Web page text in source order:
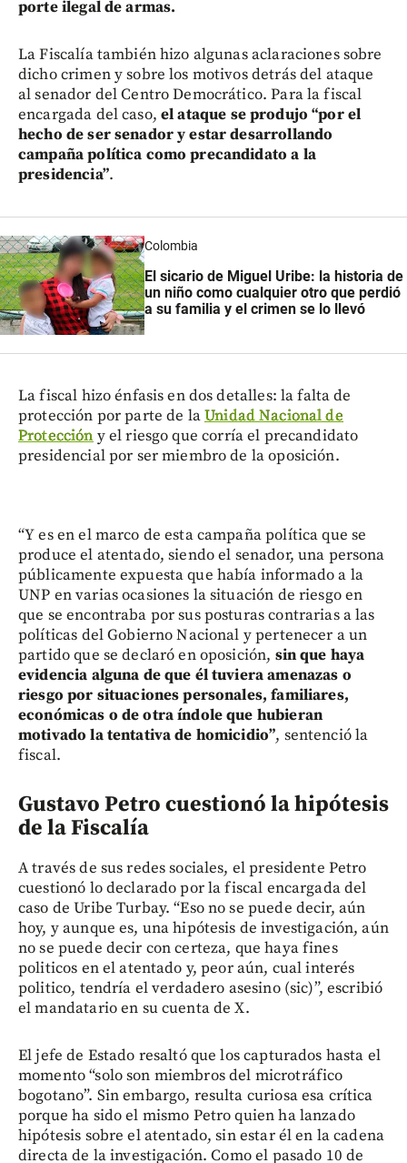
porte ilegal de armas.
La Fiscalía también hizo algunas aclaraciones sobre
dicho crimen y sobre los motivos detrás del ataque
al senador del Centro Democrático. Para la fiscal
encargada del caso, el ataque se produjo “por el
hecho de ser senador y estar desarrollando
campaña política como precandidato a la
presidencia”.
Colombia
El sicario de Miguel Uribe: la historia de
un niño como cualquier otro que perdió
a su familia y el crimen se lo llevó
La fiscal hizo énfasis en dos detalles: la falta de
protección por parte de laUnidad Nacional de
Protección y el riesgo que corría el precandidato
presidencial por ser miembro de la oposición.
“Y es en el marco de esta campaña política que se
produce el atentado, siendo el senador, una persona
públicamente expuesta que había informado a la
UNP en varias ocasiones la situación de riesgo en
que se encontraba por sus posturas contrarias a las
políticas del Gobierno Nacional y pertenecer a un
partido que se declaró en oposición, sin que haya
evidencia alguna de que él tuviera amenazas o
riesgo por situaciones personales, familiares,
económicas o de otra índole que hubieran
motivado la tentativa de homicidio”, sentenció la
fiscal.
Gustavo Petro cuestionó la hipótesis
de la Fiscalía
A través de sus redes sociales, el presidente Petro
cuestionó lo declarado por la fiscal encargada del
caso de Uribe Turbay. “Eso no se puede decir, aún
hoy, y aunque es, una hipótesis de investigación, aún
no se puede decir con certeza, que haya fines
politicos en el atentado y, peor aún, cual interés
politico, tendría el verdadero asesino (sic)”, escribió
el mandatario en su cuenta de X.
El jefe de Estado resaltó que los capturados hasta el
momento “solo son miembros del microtráfico
bogotano”. Sin embargo, resulta curiosa esa crítica
porque ha sido el mismo Petro quien ha lanzado
hipótesis sobre el atentado, sin estar él en la cadena
directa de la investigación. Como el pasado 10 de